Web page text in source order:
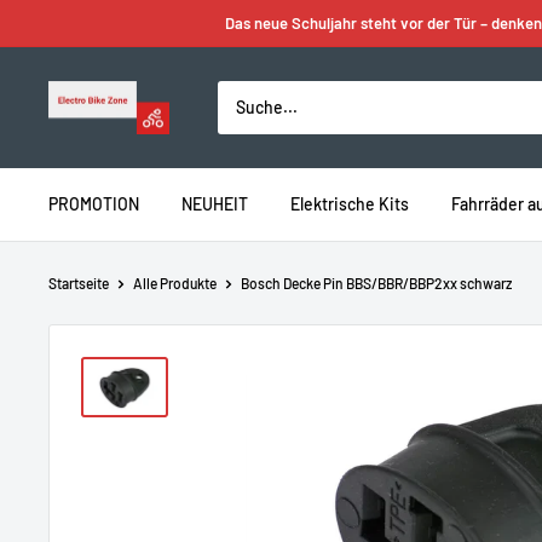
Inhalt
springen
Das neue Schuljahr steht vor der Tür –
Electro
PROMOTION NEUHEIT Elektrische Kits Fahrräder
Startseite Alle Produkte Bosch Decke Pin BBS/BBR/BBP2xx schwarz